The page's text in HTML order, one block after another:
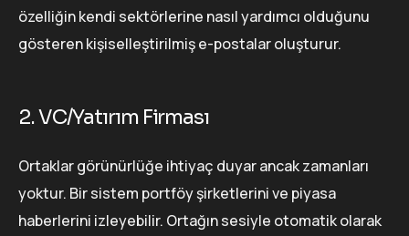
özelliğin kendi sektörlerine nasıl yardımcı olduğunu
gösteren kişiselleştirilmiş e-postalar oluşturur.
2. VC/Yatırım Firması
Ortaklar görünürlüğe ihtiyaç duyar ancak zamanları
yoktur. Bir sistem portföy şirketlerini ve piyasa
haberlerini izleyebilir. Ortağın sesiyle otomatik olarak